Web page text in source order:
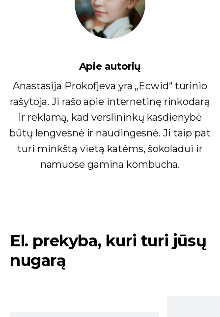
Apie autorių
Anastasija Prokofjeva yra „Ecwid“ turinio
rašytoja. Ji rašo apie internetinę rinkodarą
ir reklamą, kad verslininkų kasdienybė
būtų lengvesnė ir naudingesnė. Ji taip pat
turi minkštą vietą katėms, šokoladui ir
namuose gamina kombucha.
El. prekyba, kuri turi jūsų
nugarą